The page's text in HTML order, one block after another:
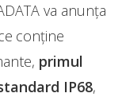
va anunța
conține
primul
IP68,